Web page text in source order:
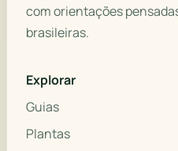
com orientações
brasileiras.
Explorar
Guias
Plantas